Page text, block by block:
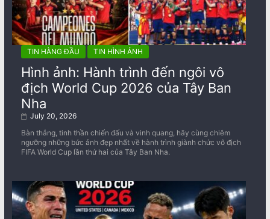
TIN HÀNG ĐẦU TIN HÌNH ẢNH
Hình ảnh: Hành trình đến ngôi vô
địch World Cup 2026 của Tây Ban
Nha
July 20, 2026
Bàn thắng, tinh thần chiến đấu và vinh quang, hãy cùng chiêm
ngưỡng những bức ảnh đẹp nhất về ​​hành trình giành chức vô địch
FIFA World Cup lần thứ hai của Tây Ban Nha.